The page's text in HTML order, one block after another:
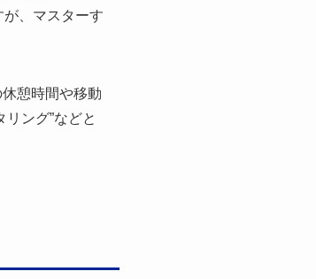
、マスターす
憩時間や移動
ング”などと